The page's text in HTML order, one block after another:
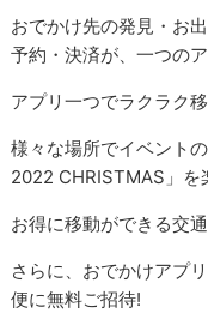
おでかけ先の発見・お
予約・決済が、一つの
アプリ一つでラクラク
様々な場所でイベント
2022 CHRISTMAS」
お得に移動ができる交
さらに、おでかけアプ
便に無料ご招待!